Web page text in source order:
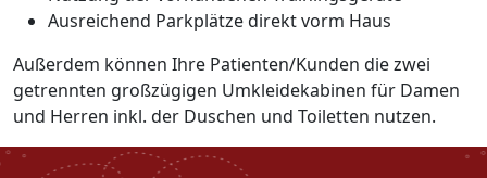
Ausreichend Parkplätze direkt vorm Haus
Außerdem können Ihre Patienten/Kunden die zwei
getrennten großzügigen Umkleidekabinen für Damen
und Herren inkl. der Duschen und Toiletten nutzen.